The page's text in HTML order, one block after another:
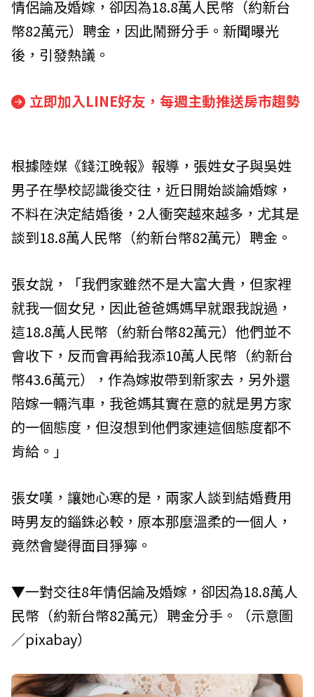
情侶論及婚嫁，卻因為18.8萬人民幣（約新台
幣82萬元）聘金，因此鬧掰分手。新聞曝光
後，引發熱議。
立即加入LINE好友，每週主動推送房市趨勢
根據陸媒《錢江晚報》報導，張姓女子與吳姓
男子在學校認識後交往，近日開始談論婚嫁，
不料在決定結婚後，2人衝突越來越多，尤其是
談到18.8萬人民幣（約新台幣82萬元）聘金。
張女說，「我們家雖然不是大富大貴，但家裡
就我一個女兒，因此爸爸媽媽早就跟我說過，
這18.8萬人民幣（約新台幣82萬元）他們並不
會收下，反而會再給我添10萬人民幣（約新台
幣43.6萬元），作為嫁妝帶到新家去，另外還
陪嫁一輛汽車，我爸媽其實在意的就是男方家
的一個態度，但沒想到他們家連這個態度都不
肯給。」
張女嘆，讓她心寒的是，兩家人談到結婚費用
時男友的錙銖必較，原本那麼溫柔的一個人，
竟然會變得面目猙獰。
▼一對交往8年情侶論及婚嫁，卻因為18.8萬人
民幣（約新台幣82萬元）聘金分手。（示意圖
／pixabay）